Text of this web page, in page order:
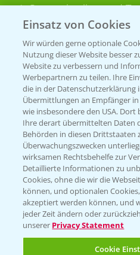
Sammelstellen und
PRE - Chemikalien
Sammelstellen und
Kontakt & Notfall
Beratung auf
T.+49 (0)174 346
KONTAKT
Hilfe in Notfällen
T.+49 (0)214/30-
Einsatz von Cookies
Wir würden gerne optionale
Nutzung dieser Website besser
Website zu verbessern und
Werbepartnern zu teilen. Ihre
die in der Datenschutzerklärung
Übermittlungen an Empfänger
wie insbesondere den USA. Dort
Ihre derart übermittelten Daten
Behörden in diesen Drittstaaten
Überwachungszwecken
wirksamen Rechtsbehelfe zur
Detaillierte Informationen zu
Cookies, ohne die wir die
können, und optionalen
akzeptiert werden können, und
jeder Zeit ändern oder
unserer Privacy Statement
Cookie